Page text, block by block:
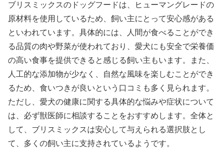
ブリスミックスのドッグフードは、ヒューマングレードの
原材料を使用しているため、飼い主にとって安心感がある
といわれています。具体的には、人間が食べることができ
る品質の肉や野菜が使われており、愛犬にも安全で栄養価
の高い食事を提供できると感じる飼い主もいます。また、
人工的な添加物が少なく、自然な風味を楽しむことができ
るため、食いつきが良いという口コミも多く見られます。
ただし、愛犬の健康に関する具体的な悩みや症状について
は、必ず獣医師に相談することをおすすめします。全体と
して、ブリスミックスは安心して与えられる選択肢とし
て、多くの飼い主に支持されているようです。